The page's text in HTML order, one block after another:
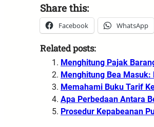
Share this:
Facebook WhatsApp
Related posts:
Menghitung Pajak
Menghitung Bea
Memahami Buku Tarif
Apa Perbedaan Antara
Prosedur Kepabeanan